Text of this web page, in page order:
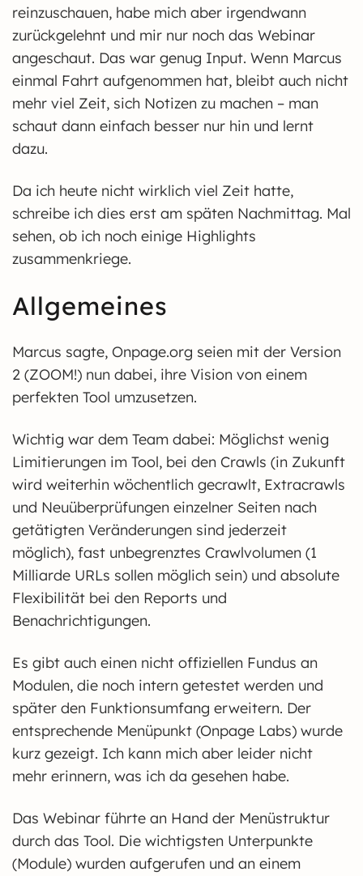
reinzuschauen, habe mich aber irgendwann
zurückgelehnt und mir nur noch das Webinar
angeschaut. Das war genug Input. Wenn Marcus
einmal Fahrt aufgenommen hat, bleibt auch nicht
mehr viel Zeit, sich Notizen zu machen – man
schaut dann einfach besser nur hin und lernt
dazu.
Da ich heute nicht wirklich viel Zeit hatte,
schreibe ich dies erst am späten Nachmittag. Mal
sehen, ob ich noch einige Highlights
zusammenkriege.
Allgemeines
Marcus sagte, Onpage.org seien mit der Version
2 (ZOOM!) nun dabei, ihre Vision von einem
perfekten Tool umzusetzen.
Wichtig war dem Team dabei: Möglichst wenig
Limitierungen im Tool, bei den Crawls (in Zukunft
wird weiterhin wöchentlich gecrawlt, Extracrawls
und Neuüberprüfungen einzelner Seiten nach
getätigten Veränderungen sind jederzeit
möglich), fast unbegrenztes Crawlvolumen (1
Milliarde URLs sollen möglich sein) und absolute
Flexibilität bei den Reports und
Benachrichtigungen.
Es gibt auch einen nicht offiziellen Fundus an
Modulen, die noch intern getestet werden und
später den Funktionsumfang erweitern. Der
entsprechende Menüpunkt (Onpage Labs) wurde
kurz gezeigt. Ich kann mich aber leider nicht
mehr erinnern, was ich da gesehen habe.
Das Webinar führte an Hand der Menüstruktur
durch das Tool. Die wichtigsten Unterpunkte
(Module) wurden aufgerufen und an einem